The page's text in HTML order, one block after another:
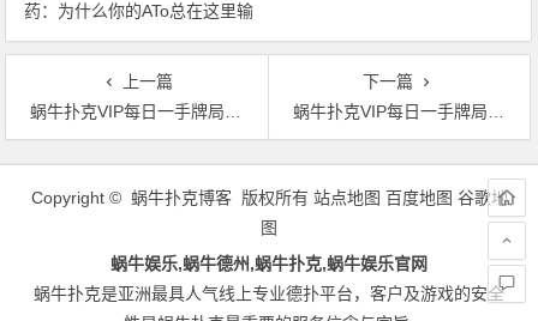
药：为什么你的ATo总在这里输
钱？
上一篇
蜗牛扑克VIP每日一手牌局解析二
下一篇
蜗牛扑克VIP每日一手牌局解析三（下）
文
Copyright © 蜗牛扑克博客 版权所有 站点地图 百度地图 谷歌地
图
蜗牛娱乐,蜗牛德州,蜗牛扑克,蜗牛娱乐官网
蜗牛扑克是亚洲最具人气线上专业德扑平台，客户及游戏的安全